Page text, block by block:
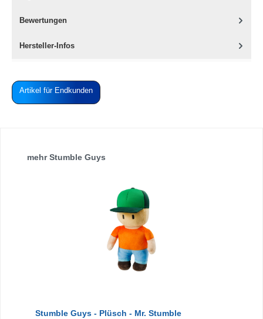
Bewertungen
Hersteller-Infos
Artikel für Endkunden
Produktgalerie überspringen
mehr Stumble Guys
Stumble Guys - Plüsch - Mr. Stumble